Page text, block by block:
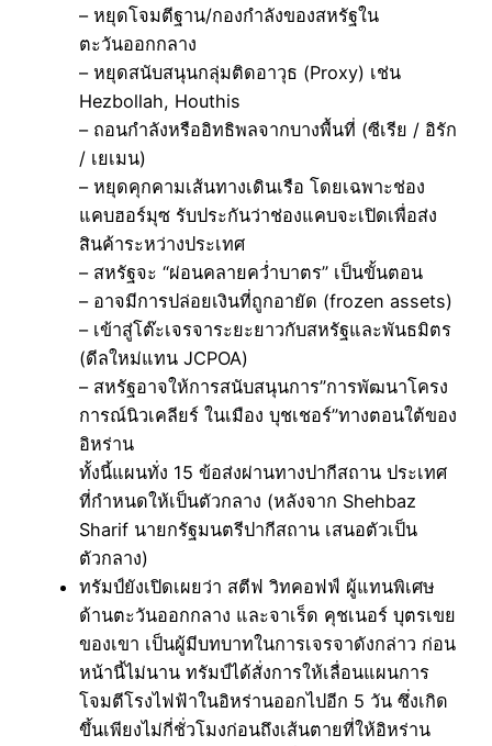
– หยุดโจมตีฐาน/กองกำลังของสหรัฐใน
ตะวันออกกลาง
– หยุดสนับสนุนกลุ่มติดอาวุธ (Proxy) เช่น
Hezbollah, Houthis
– ถอนกำลังหรืออิทธิพลจากบางพื้นที่ (ซีเรีย / อิรัก
/ เยเมน)
– หยุดคุกคามเส้นทางเดินเรือ โดยเฉพาะช่อง
แคบฮอร์มุซ รับประกันว่าช่องแคบจะเปิดเพื่อส่ง
สินค้าระหว่างประเทศ
– สหรัฐจะ “ผ่อนคลายคว่ำบาตร” เป็นขั้นตอน
– อาจมีการปล่อยเงินที่ถูกอายัด (frozen assets)
– เข้าสู่โต๊ะเจรจาระยะยาวกับสหรัฐและพันธมิตร
(ดีลใหม่แทน JCPOA)
– สหรัฐอาจให้การสนับสนุนการ”การพัฒนาโครง
การณ์นิวเคลียร์ ในเมือง บุชเชอร์”ทางตอนใต้ของ
อิหร่าน
ทั้งนี้แผนทั่ง 15 ข้อส่งผ่านทางปากีสถาน ประเทศ
ที่กำหนดให้เป็นตัวกลาง (หลังจาก Shehbaz
Sharif นายกรัฐมนตรีปากีสถาน เสนอตัวเป็น
ตัวกลาง)
ทรัมป์ยังเปิดเผยว่า สตีฟ วิทคอฟฟ์ ผู้แทนพิเศษ
ด้านตะวันออกกลาง และจาเร็ด คุชเนอร์ บุตรเขย
ของเขา เป็นผู้มีบทบาทในการเจรจาดังกล่าว ก่อน
หน้านี้ไม่นาน ทรัมป์ได้สั่งการให้เลื่อนแผนการ
โจมตีโรงไฟฟ้าในอิหร่านออกไปอีก 5 วัน ซึ่งเกิด
ขึ้นเพียงไม่กี่ชั่วโมงก่อนถึงเส้นตายที่ให้อิหร่าน